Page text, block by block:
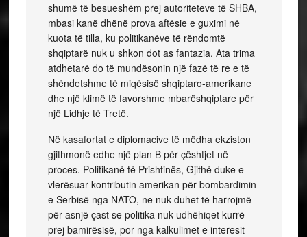
shumë të besueshëm prej autoriteteve të SHBA,
mbasi kanë dhënë prova aftësie e guximi në
kuota të tilla, ku politikanëve të rëndomtë
shqiptarë nuk u shkon dot as fantazia. Ata trima
atdhetarë do të mundësonin një fazë të re e të
shëndetshme të miqësisë shqiptaro-amerikane
dhe një klimë të favorshme mbarëshqiptare për
një Lidhje të Tretë.
Në kasafortat e diplomacive të mëdha ekziston
gjithmonë edhe një plan B për çështjet në
proces. Politikanë të Prishtinës, Gjithë duke e
vlerësuar kontributin amerikan për bombardimin
e Serbisë nga NATO, ne nuk duhet të harrojmë
për asnjë çast se politika nuk udhëhiqet kurrë
prej bamirësisë, por nga kalkulimet e interesit